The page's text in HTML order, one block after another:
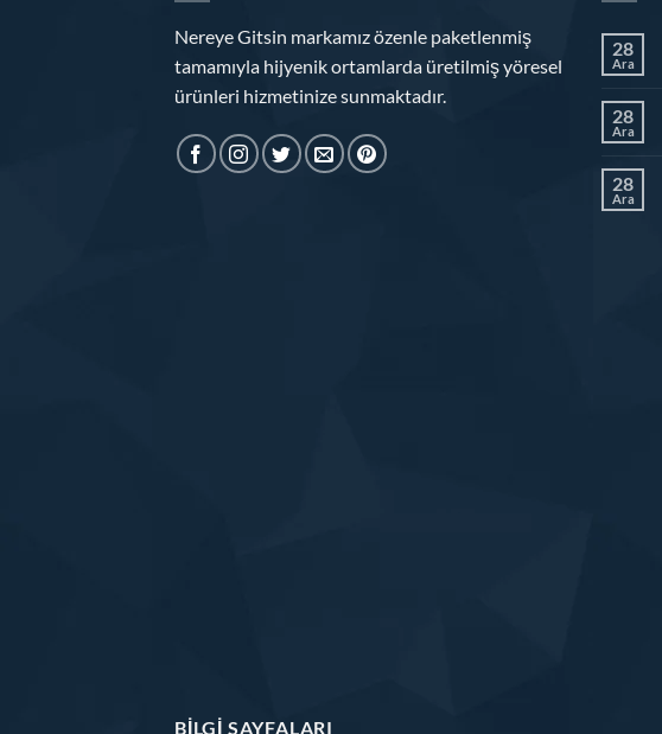
Nereye Gitsin markamız özenle paketlenmiş
tamamıyla hijyenik ortamlarda üretilmiş yöresel
ürünleri hizmetinize sunmaktadır.
28
Ara
28
Ara
28
Ara
BILGI SAYFALARI